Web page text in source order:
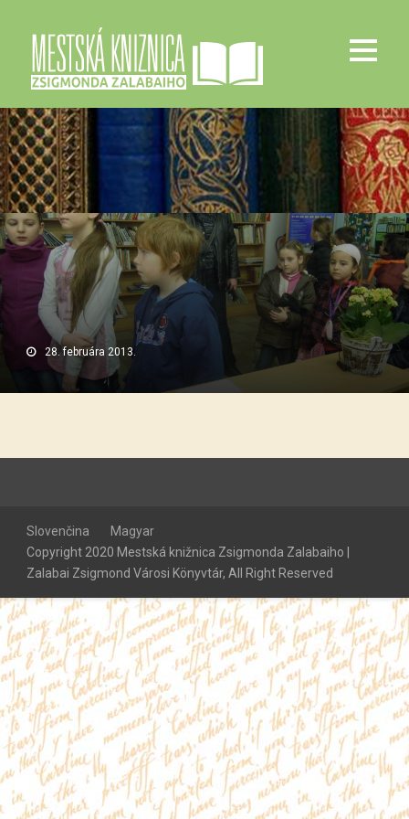
28. februára 2013.
Slovenčina
Magyar
Copyright 2020 Mestská knižnica Zsigmonda Zalabaiho |
Zalabai Zsigmond Városi Könyvtár, All Right Reserved